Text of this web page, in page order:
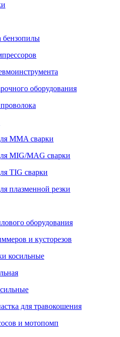
бензопилы
оборудования
MMA сварки
MIG/MAG сварки
TIG сварки
плазменной резки
оборудования
и кусторезов
косильные
для травокошения
и мотопомп